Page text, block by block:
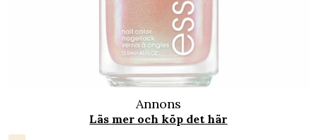
Annons
Läs mer och köp det här